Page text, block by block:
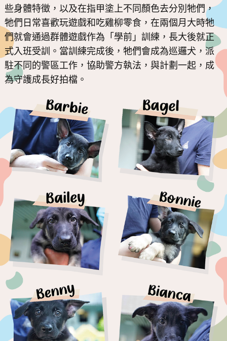
些身體特徵，以及在指甲塗上不同顏色去分別牠們，
牠們日常喜歡玩遊戲和吃雞柳零食，在兩個月大時牠
們就會通過群體遊戲作為「學前」訓練，長大後就正
式入班受訓。當訓練完成後，牠們會成為巡邏犬，派
駐不同的警區工作，協助警方執法，與計劃一起，成
為守護成長好拍檔。